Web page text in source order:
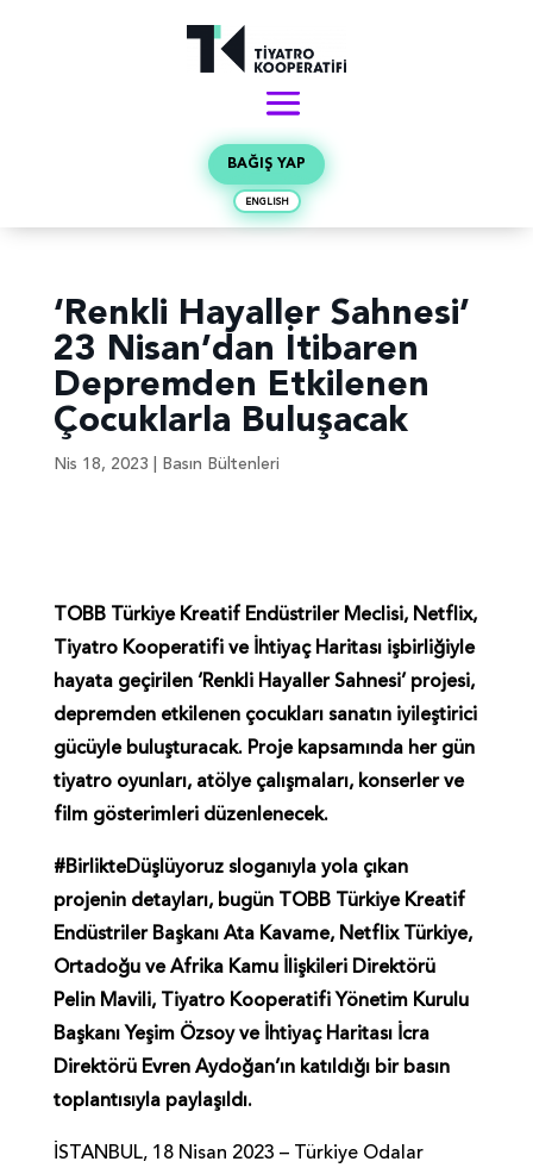
BAĞIŞ YAP
ENGLISH
‘Renkli Hayaller Sahnesi’
23 Nisan’dan İtibaren
Depremden Etkilenen
Çocuklarla Buluşacak
Nis 18, 2023 Basın Bültenleri
TOBB Türkiye Kreatif Endüstriler Meclisi, Netflix,
Tiyatro Kooperatifi ve İhtiyaç Haritası işbirliğiyle
hayata geçirilen ‘Renkli Hayaller Sahnesi’ projesi,
depremden etkilenen çocukları sanatın iyileştirici
gücüyle buluşturacak. Proje kapsamında her gün
tiyatro oyunları, atölye çalışmaları, konserler ve
film gösterimleri düzenlenecek.
#BirlikteDüşlüyoruz sloganıyla yola çıkan
projenin detayları, bugün TOBB Türkiye Kreatif
Endüstriler Başkanı Ata Kavame, Netflix Türkiye,
Ortadoğu ve Afrika Kamu İlişkileri Direktörü
Pelin Mavili, Tiyatro Kooperatifi Yönetim Kurulu
Başkanı Yeşim Özsoyve İhtiyaç Haritası İcra
Direktörü Evren Aydoğan’ın katıldığı bir basın
toplantısıyla paylaşıldı.
İSTANBUL, 18 Nisan 2023 – Türkiye Odalar